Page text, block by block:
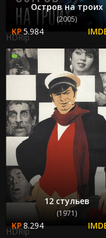
Остров на троих
(2005)
5.984
HDRip
12 стульев
(1971)
8.294
HDRip